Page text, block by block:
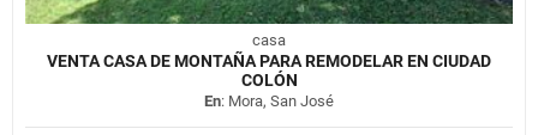
casa
VENTA CASA DE MONTAÑA PARA REMODELAR EN CIUDAD
COLÓN
En: Mora, San José